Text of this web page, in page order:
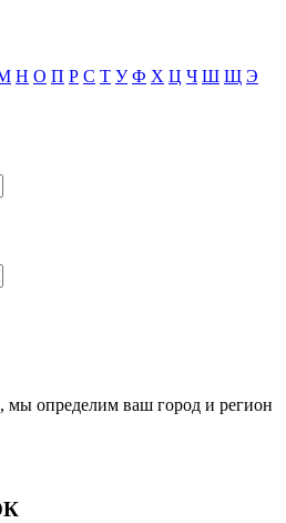
Н О П Р С Т У Ф Х Ц Ч Ш Щ Э
мы определим ваш город и регион